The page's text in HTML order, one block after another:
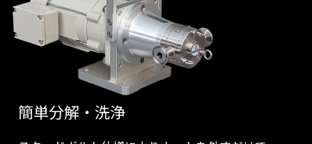
簡単分解・洗浄